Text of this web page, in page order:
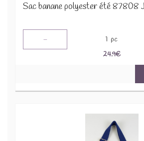
Sac banane polyester été 87808
- 1 pc
24.9€